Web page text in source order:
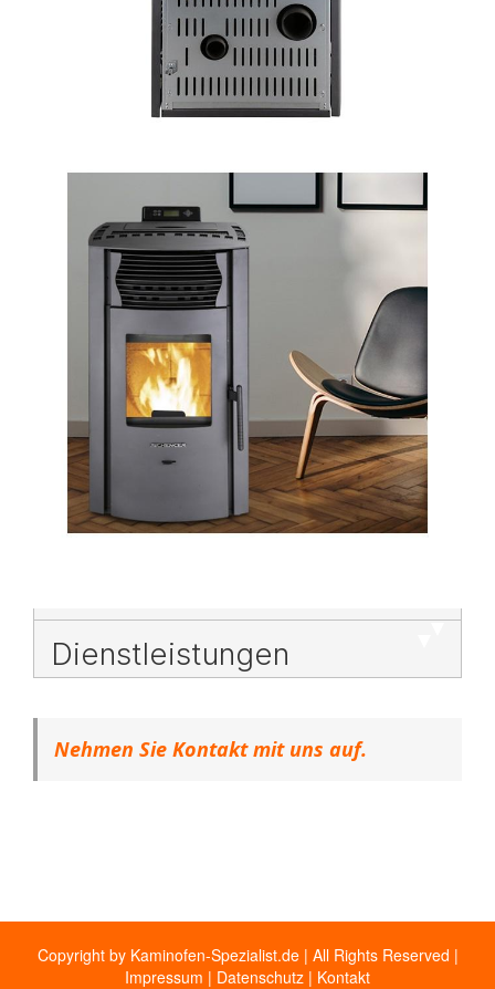
Dienstleistungen
Nehmen Sie Kontakt mit uns auf.
Copyright by Kaminofen-Spezialist.de | All Rights Reserved |
Impressum | Datenschutz | Kontakt